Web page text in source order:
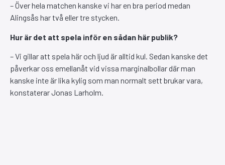
– Över hela matchen kanske vi har en bra period medan
Alingsås har två eller tre stycken.
Hur är det att spela inför en sådan här publik?
– Vi gillar att spela här och ljud är alltid kul. Sedan kanske det
påverkar oss emellanåt vid vissa marginalbollar där man
kanske inte är lika kylig som man normalt sett brukar vara,
konstaterar Jonas Larholm.